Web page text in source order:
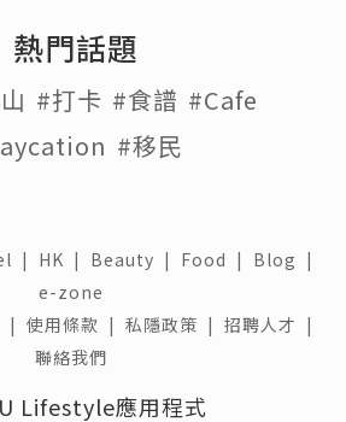
熱門話題
#打卡 #食譜 #Cafe
#移民
| HK | Beauty | Food | Blog |
e-zone
| 使用條款 | 私隱政策 | 招聘人才 |
聯絡我們
Lifestyle應用程式